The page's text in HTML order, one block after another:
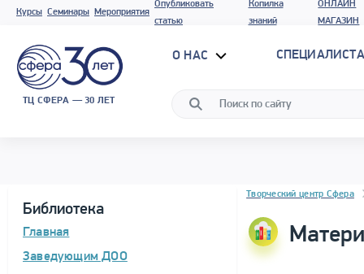
Курсы Семинары Мероприятия
Опубликовать
статью
Копилка
знаний
ОНЛАЙН
МАГАЗИН
ТЦ СФЕРА — 30 ЛЕТ
О НАС
Библиотека
Главная
Заведующим ДОО
Блок новостей
Творческий центр Сфера